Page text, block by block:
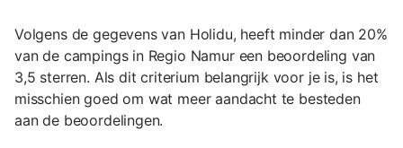
Volgens de gegevens van Holidu, heeft minder dan 20%
van de campings in Regio Namur een beoordeling van
3,5 sterren. Als dit criterium belangrijk voor je is, is het
misschien goed om wat meer aandacht te besteden
aan de beoordelingen.